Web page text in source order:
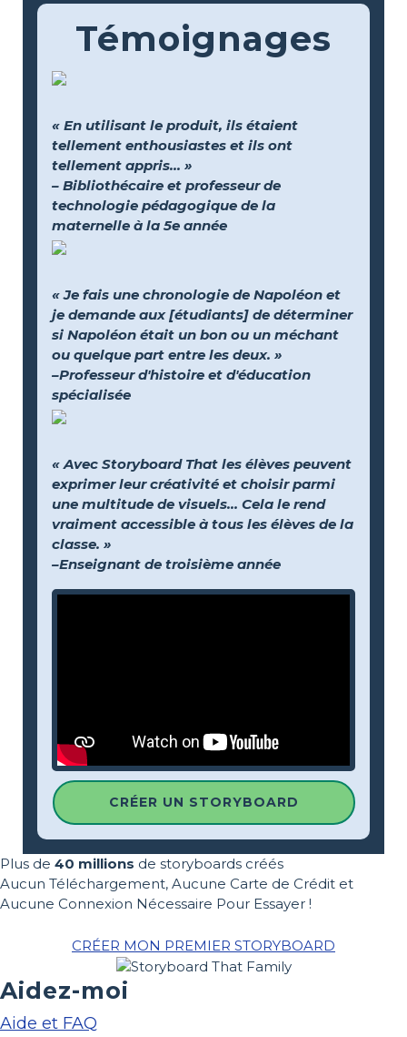
Témoignages
« En utilisant le produit, ils étaient
tellement enthousiastes et ils ont
tellement appris... »
– Bibliothécaire et professeur de
technologie pédagogique de la
maternelle à la 5e année
« Je fais une chronologie de Napoléon et
je demande aux [étudiants] de déterminer
si Napoléon était un bon ou un méchant
ou quelque part entre les deux. »
–Professeur d'histoire et d'éducation
spécialisée
« Avec Storyboard That les élèves peuvent
exprimer leur créativité et choisir parmi
une multitude de visuels… Cela le rend
vraiment accessible à tous les élèves de la
classe. »
–Enseignant de troisième année
CRÉER UN STORYBOARD
Plus de 40 millions de storyboards créés
Aucun Téléchargement, Aucune Carte de Crédit et
Aucune Connexion Nécessaire Pour Essayer !
CRÉER MON PREMIER STORYBOARD
Aidez-moi
Aide et FAQ